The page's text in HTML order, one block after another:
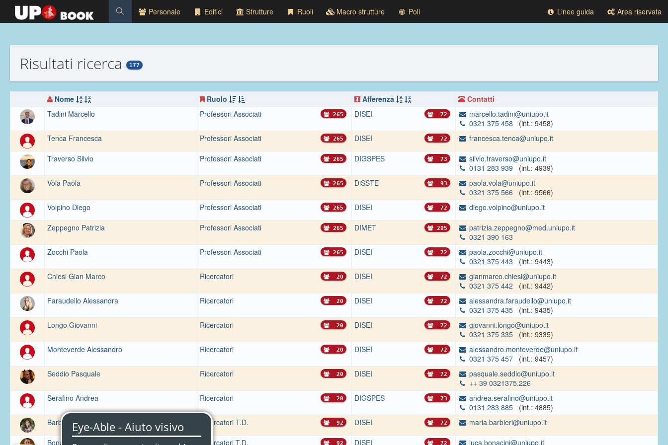
Personale Edifici Strutture Ruoli Macro strutture Poli Linee guida Area riservata
Risultati ricerca 177
Nome Ruolo Afferenza
Contatti
Tadini Marcello
Professori Associati 265 DISEI 72
marcello.tadini@uniupo.it
0321 375 458
(int.: 9458)
Tenca Francesca
Professori Associati 265 DISEI 72 francesca.tenca@uniupo.it
Traverso Silvio Professori Associati 265 DIGSPES 73
silvio.traverso@uniupo.it
0131 283 939
(int.: 4939)
Vola Paola
Professori Associati 265 DiSSTE 93
paola.vola@uniupo.it
0321 375 566
(int.: 9566)
Volpino Diego
Professori Associati 265 DISEI 72 diego.volpino@uniupo.it
Zeppegno Patrizia Professori Associati 265 DIMET 205
patrizia.zeppegno@med.uniupo.it
0321 390 163
Zocchi Paola
Professori Associati 265 DISEI 72
paola.zocchi@uniupo.it
0321 375 443
(int.: 9443)
Chiesi Gian Marco
Ricercatori 20 DISEI 72
gianmarco.chiesi@uniupo.it
0321 375 442
(int.: 9442)
Faraudello Alessandra
Ricercatori 20 DISEI 72
alessandra.faraudello@uniupo.it
0321 375 435
(int.: 9435)
Longo Giovanni
Ricercatori 20 DISEI 72
giovanni.longo@uniupo.it
0321 375 335
(int.: 9335)
Monteverde Alessandro
Ricercatori 20 DISEI 72
alessandro.monteverde@uniupo.it
0321 375 457
(int.: 9457)
Seddio Pasquale
Ricercatori 20 DISEI 72
pasquale.seddio@uniupo.it
++ 39 0321375.226
Serafino Andrea
Ricercatori 20 DIGSPES 73
andrea.serafino@uniupo.it
0131 283 885
(int.: 4885)
Barbieri Goes Maria Cristina
Ricercatori T.D. 92 DISEI 72 maria.barbieri@uniupo.it
Bonacini Luca Ricercatori T.D. 92 DISEI 72 luca.bonacini@uniupo.it